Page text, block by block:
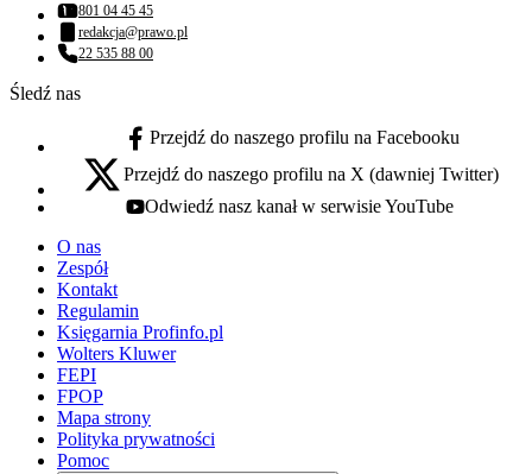
Numer telefonu:
801 04 45 45
Adres email:
redakcja@prawo.pl
Numer telefonu:
22 535 88 00
Śledź nas
facebook - otwiera się w nowej karcie
Przejdź do naszego profilu na Facebooku
x - otwiera się w nowej karcie
Przejdź do naszego profilu na X (dawniej Twitter)
youtube - otwiera się w nowej karcie
Odwiedź nasz kanał w serwisie YouTube
O nas
Zespół
Kontakt
Regulamin
Księgarnia Profinfo.pl
Wolters Kluwer
FEPI
FPOP
Mapa strony
Polityka prywatności
Pomoc